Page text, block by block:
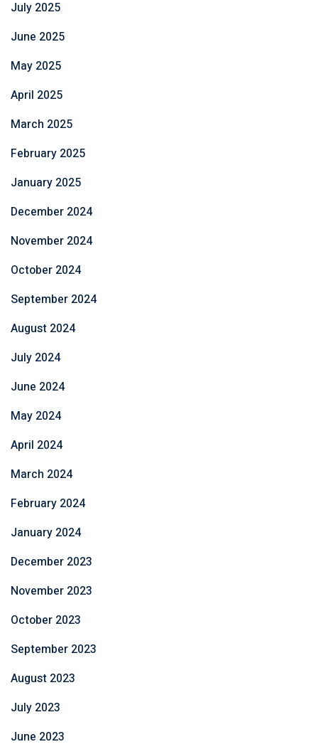
July 2025
June 2025
May 2025
April 2025
March 2025
February 2025
January 2025
December 2024
November 2024
October 2024
September 2024
August 2024
July 2024
June 2024
May 2024
April 2024
March 2024
February 2024
January 2024
December 2023
November 2023
October 2023
September 2023
August 2023
July 2023
June 2023